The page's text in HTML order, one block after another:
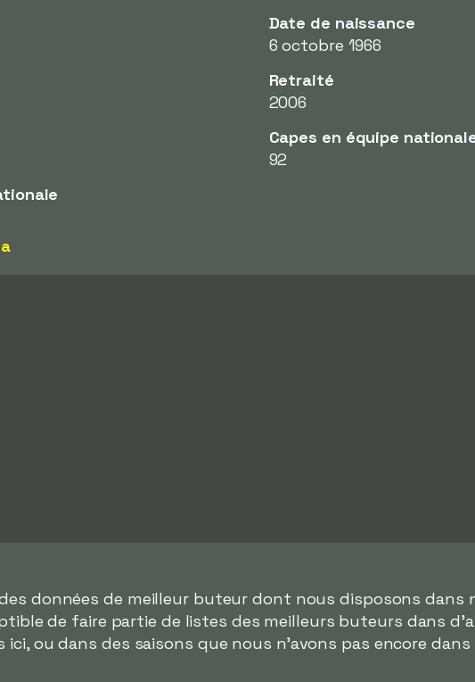
Date de naissance
6 octobre 1966
Retraité
2006
Capes en équipe
92
données de meilleur buteur dont nous disposons dans
de faire partie de listes des meilleurs buteurs dans
ici, ou dans des saisons que nous n'avons pas encore